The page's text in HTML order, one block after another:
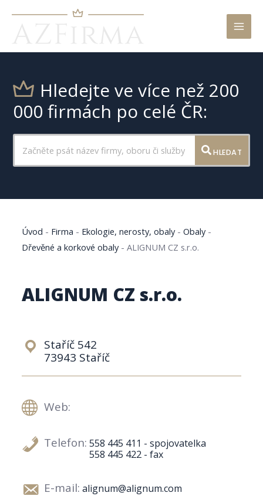
Hledejte ve více než 200
000 firmách po celé ČR:
HLEDAT
Úvod - Firma - Ekologie, nerosty, obaly-Obaly-
Dřevěné a korkové obaly-ALIGNUM CZ s.r.o.
ALIGNUM CZ s.r.o.
Staříč 542
73943 Staříč
Web:
Telefon: 558 445 411 - spojovatelka
558 445 422 - fax
E-mail: alignum@alignum.com